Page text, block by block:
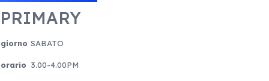
PRIMARY
giorno SABATO
orario 3.00-4.00PM